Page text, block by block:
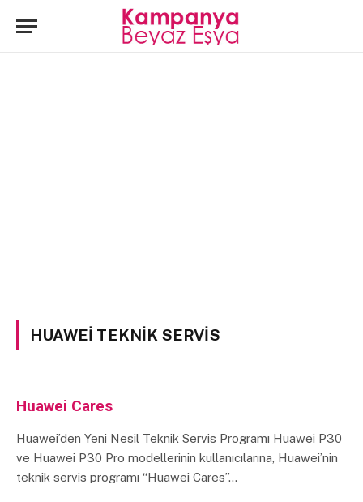
HUAWEI TEKNIK SERVIS
Huawei Cares
Huawei’den Yeni Nesil Teknik Servis Programı Huawei P30
ve Huawei P30 Pro modellerinin kullanıcılarına, Huawei’nin
teknik servis programı “Huawei Cares”…